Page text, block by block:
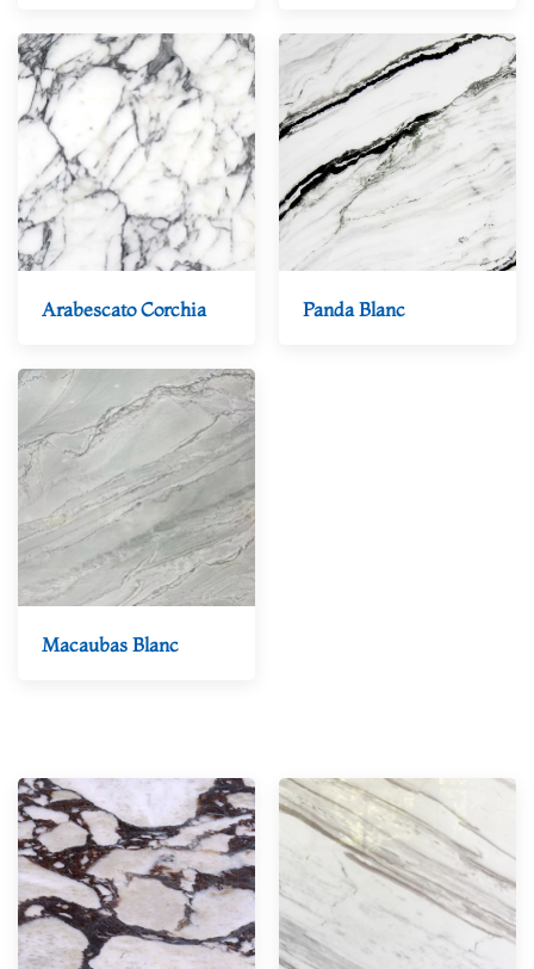
Arabescato Corchia Panda Blanc
Macaubas Blanc